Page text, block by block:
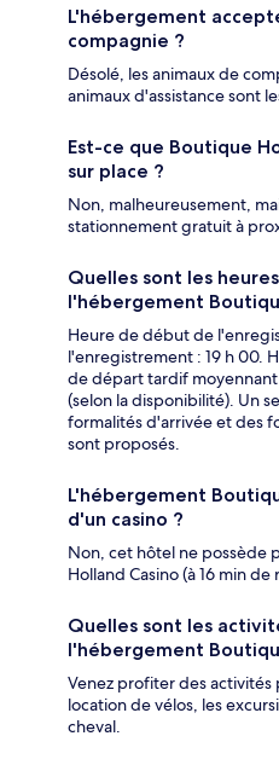
L'hébergement
compagnie ?
Désolé, les animaux de
animaux d'assistance sont
Est-ce que Boutique
sur place ?
Non, malheureusement,
stationnement gratuit à
Quelles sont les
l'hébergement
Heure de début de
l'enregistrement : 19 h 00.
de départ tardif moyennant
(selon la disponibilité). Un
formalités d'arrivée et des
sont proposés.
L'hébergement
d'un casino ?
Non, cet hôtel ne possède
Holland Casino (à 16 min
Quelles sont les
l'hébergement
Venez profiter des
location de vélos, les
cheval.